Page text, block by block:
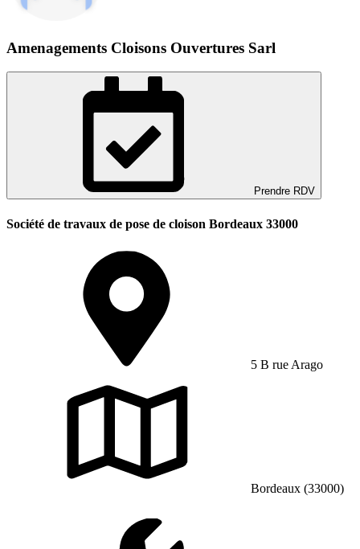
Amenagements Cloisons Ouvertures Sarl
Prendre RDV
Société de travaux de pose de cloison Bordeaux 33000
5 B rue Arago
Bordeaux (33000)